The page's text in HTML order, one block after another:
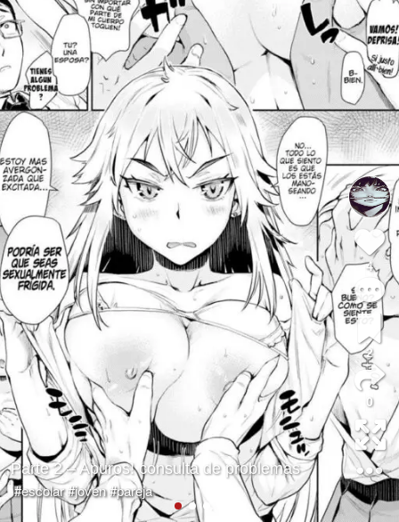
Parte 2 – Apuros! consulta de problemas
#escolar#joven#pareja
4
2
0